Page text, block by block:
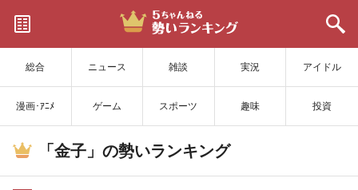
総合 ニュース 雑談 実況 アイドル
漫画･ｱﾆﾒ ゲーム スポーツ 趣味 投資
サイトを更新
「金子」の勢いランキング